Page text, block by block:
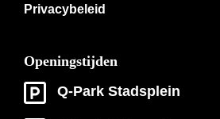
Privacybeleid
Openingstijden
Q-Park Stadsplein